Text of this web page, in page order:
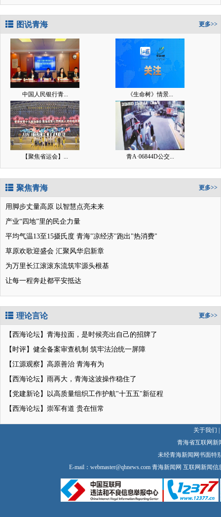
图说青海 更多>>
中国人民银行青... 《生命树》情景...
【聚焦省运会】... 青A·06844D公交...
聚焦青海 更多>>
用脚步丈量高原 以智慧点亮未来
产业“四地”里的民企力量
平均气温13至15摄氏度 青海"凉经济"跑出"热消费"
草原欢歌迎盛会 汇聚风华启新章
为万里长江滚滚东流筑牢源头根基
让每一程奔赴都平安抵达
理论言论 更多>>
【西海论坛】青海拉面，是时候亮出自己的招牌了
【时评】健全备案审查机制 筑牢法治统一屏障
【江源观察】高原善治 青海有为
【西海论坛】雨再大，青海这波操作稳住了
【党建新论】以高质量组织工作护航"十五五"新征程
【西海论坛】崇军有道 贵在恒常
关于我们
青海省互联网
未经青海新闻网书面特
E-mail： webmaster@qhnews.com青海新闻网 互联网新闻信